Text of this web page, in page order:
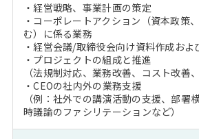
年齢と年収の相関図
・経営戦略、事業計画の策定
・コーポレートアクション（資本政策
む）に係る業務
・経営会議/取締役会向け資料作成およ
・プロジェクトの組成と推進
（法規制対応、業務改善、コスト改善
・CEOの社内外の業務支援
（例：社外での講演活動の支援、部署
時議論のファシリテーションなど）